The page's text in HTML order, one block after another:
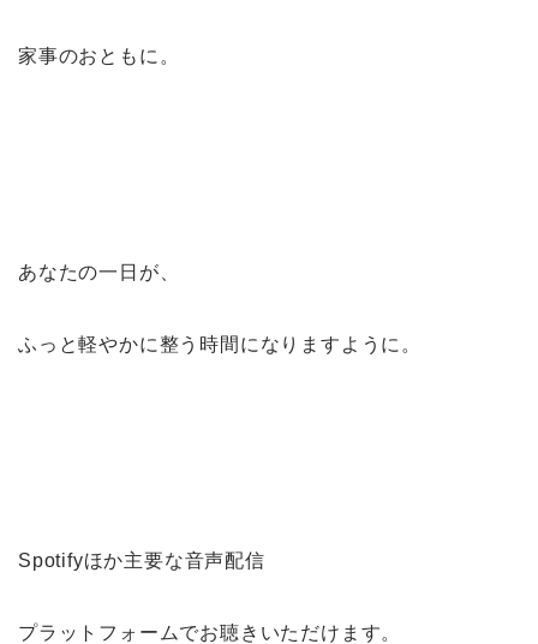
家事のおともに。
あなたの一日が、
ふっと軽やかに整う時間になりますように。
Spotifyほか主要な音声配信
プラットフォームでお聴きいただけます。